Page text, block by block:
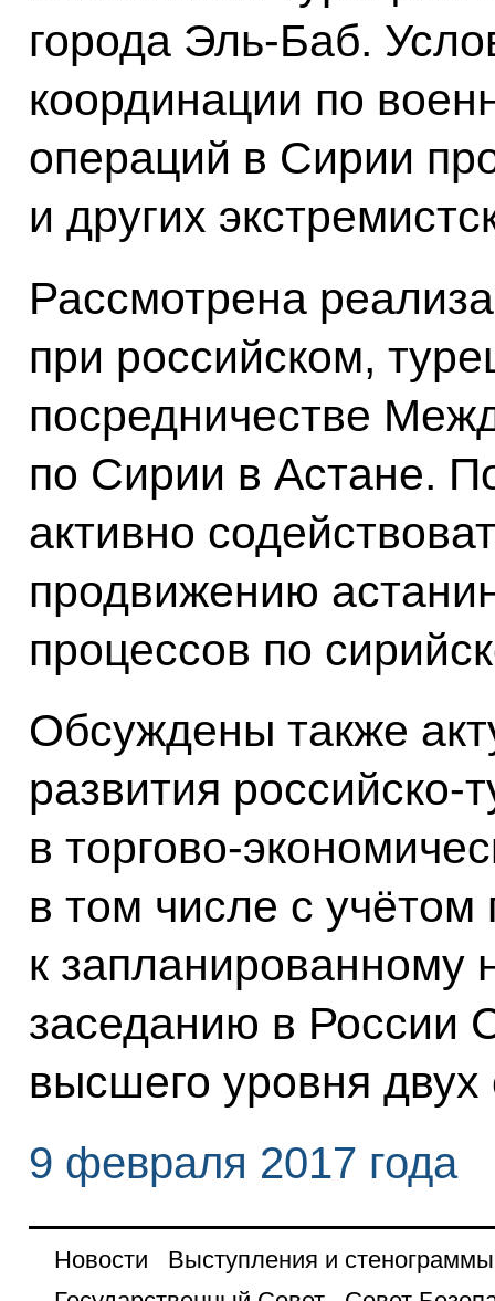
города Эль-Баб.
координации по
операций в Сирии
и других
Рассмотрена
при российском,
посредничестве
по Сирии в Астане.
активно
продвижению
процессов по
Обсуждены также
развития российско-
в торгово-
в том числе с учётом
к запланированному
заседанию в России
высшего уровня двух
9 февраля 2017 года
Новости
Выступления и стенограммы